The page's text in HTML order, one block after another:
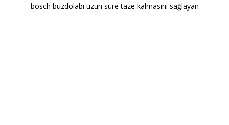
bosch buzdolabı uzun süre taze kalmasını sağlayan